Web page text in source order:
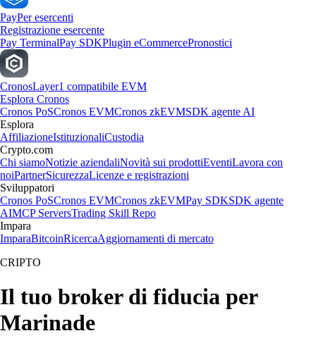
PayPer esercenti
Registrazione esercente
Pay TerminalPay SDKPlugin eCommercePronostici
CronosLayer1 compatibile EVM
Esplora Cronos
Cronos PoSCronos EVMCronos zkEVMSDK agente AI
Esplora
AffiliazioneIstituzionaliCustodia
Crypto.com
Chi siamoNotizie aziendaliNovità sui prodottiEventiLavora con
noiPartnerSicurezzaLicenze e registrazioni
Sviluppatori
Cronos PoSCronos EVMCronos zkEVMPay SDKSDK agente
AIMCP ServersTrading Skill Repo
Impara
ImparaBitcoinRicercaAggiornamenti di mercato
CRIPTO
Il tuo broker di fiducia per
Marinade